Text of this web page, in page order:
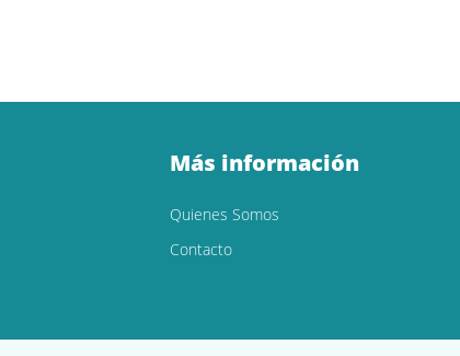
Más información
Quienes Somos
Contacto